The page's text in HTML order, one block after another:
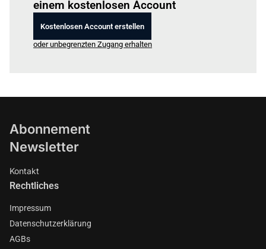
einem kostenlosen Account
Kostenlosen Account erstellen
oder unbegrenzten Zugang erhalten
Abonnement
Newsletter
Kontakt
Rechtliches
Impressum
Datenschutzerklärung
AGBs